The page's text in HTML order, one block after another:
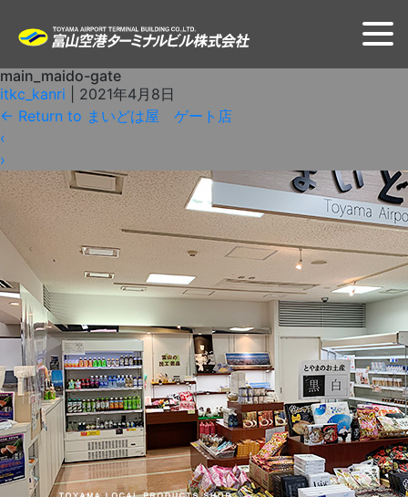
main_maido-gate
itkc_kanri
2021年4月8日
← Return to まいどは屋 ゲート店
‹
›